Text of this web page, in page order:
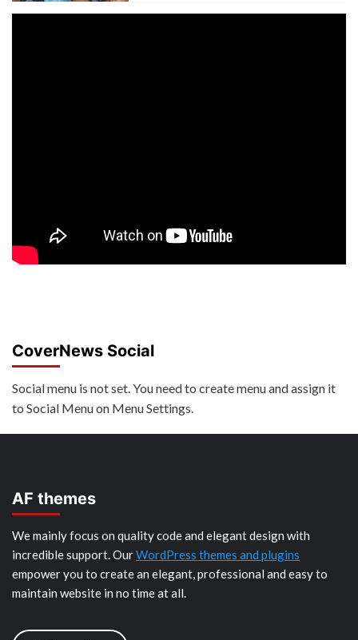
CoverNews Social
Social menu is not set. You need to create menu and assign it
to Social Menu on Menu Settings.
AF themes
We mainly focus on quality code and elegant design with
incredible support. OurWordPress themes and plugins
empower you to create an elegant, professional and easy to
maintain website in no time at all.